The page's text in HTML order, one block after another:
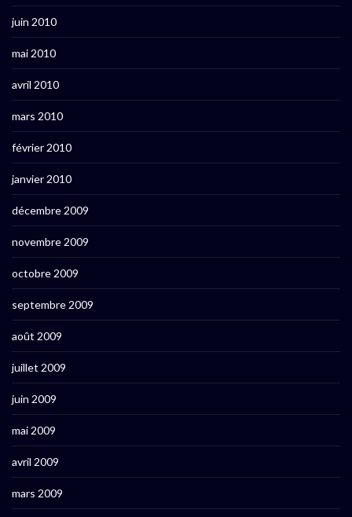
juin 2010
mai 2010
avril 2010
mars 2010
février 2010
janvier 2010
décembre 2009
novembre 2009
octobre 2009
septembre 2009
août 2009
juillet 2009
juin 2009
mai 2009
avril 2009
mars 2009